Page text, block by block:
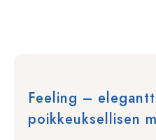
Feeling –
poikkeuksellisen